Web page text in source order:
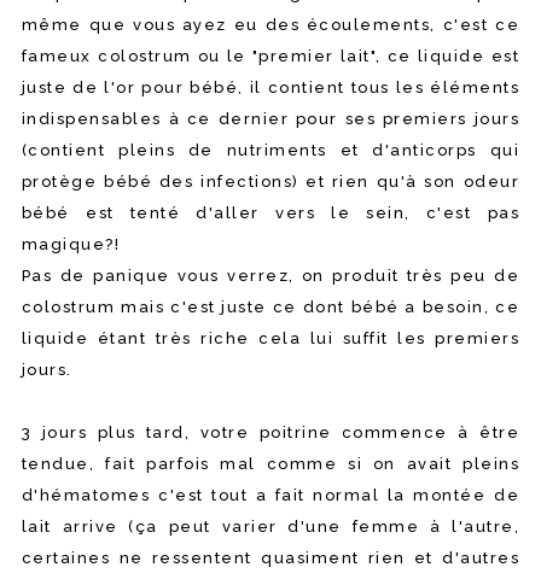
même que vous ayez eu des écoulements, c'est ce
fameux colostrum ou le "premier lait", ce liquide est
juste de l'or pour bébé, il contient tous les éléments
indispensables à ce dernier pour ses premiers jours
(contient pleins de nutriments et d'anticorps qui
protège bébé des infections) et rien qu'à son odeur
bébé est tenté d'aller vers le sein, c'est pas
magique?!
Pas de panique vous verrez, on produit très peu de
colostrum mais c'est juste ce dont bébé a besoin, ce
liquide étant très riche cela lui suffit les premiers
jours.
3 jours plus tard, votre poitrine commence à être
tendue, fait parfois mal comme si on avait pleins
d'hématomes c'est tout a fait normal la montée de
lait arrive (ça peut varier d'une femme à l'autre,
certaines ne ressentent quasiment rien et d'autres